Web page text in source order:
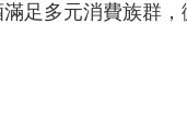
滿足多元消費族